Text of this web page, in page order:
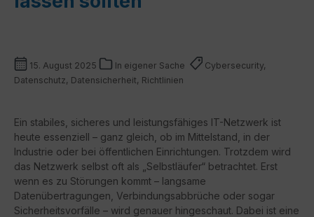
15. August 2025 In eigener Sache
Cybersecurity,
Datenschutz, Datensicherheit, Richtlinien
Ein stabiles, sicheres und leistungsfähiges IT-Netzwerk ist
heute essenziell – ganz gleich, ob im Mittelstand, in der
Industrie oder bei öffentlichen Einrichtungen. Trotzdem wird
das Netzwerk selbst oft als „Selbstläufer“ betrachtet. Erst
wenn es zu Störungen kommt – langsame
Datenübertragungen, Verbindungsabbrüche oder sogar
Sicherheitsvorfälle – wird genauer hingeschaut. Dabei ist eine